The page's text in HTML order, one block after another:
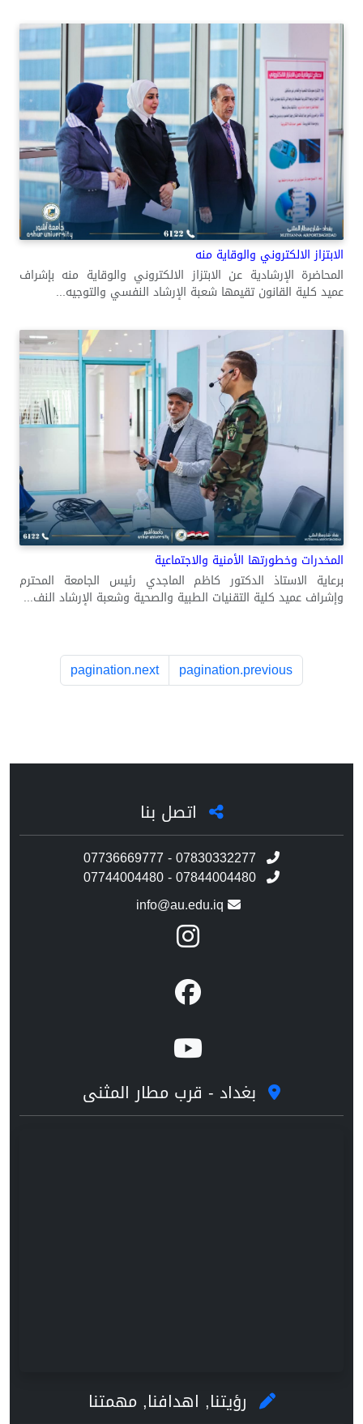
الابتزاز الالكتروني والوقاية منه
المحاضرة الإرشادية عن الابتزاز الالكتروني والوقاية منه بإشراف
عميد كلية القانون تقيمها شعبة الإرشاد النفسي والتوجيه...
المخدرات وخطورتها الأمنية والاجتماعية
برعاية الاستاذ الدكتور كاظم الماجدي رئيس الجامعة المحترم
وإشراف عميد كلية التقنيات الطبية والصحية وشعبة الإرشاد النف...
pagination.previous
pagination.next
اتصل بنا
07736669777 - 07830332277
07744004480 - 07844004480
info@au.edu.iq
بغداد - قرب مطار المثنى
رؤيتنا, اهدافنا, مهمتنا